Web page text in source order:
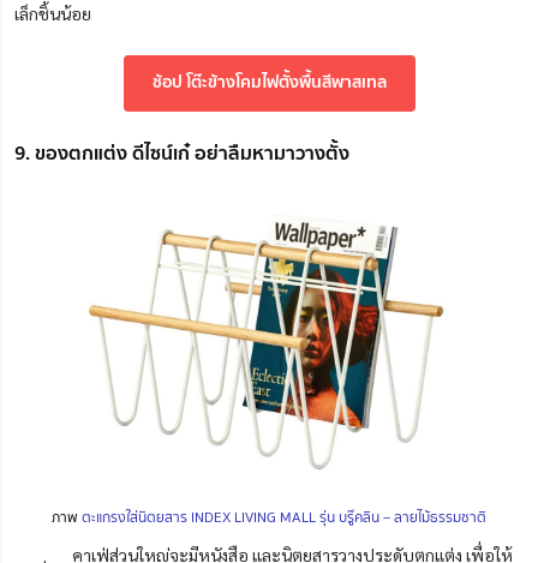
เล็กชิ้นน้อย
ช้อป โต๊ะข้างโคมไฟตั้งพื้นสีพาสเทล
9. ของตกแต่ง ดีไซน์เก๋ อย่าลืมหามาวางตั้ง
ภาพ ตะแกรงใส่นิตยสาร INDEX LIVING MALL รุ่น บรู๊คลิน – ลายไม้ธรรมชาติ
คาเฟ่ส่วนใหญ่จะมีหนังสือ และนิตยสารวางประดับตกแต่ง เพื่อให้